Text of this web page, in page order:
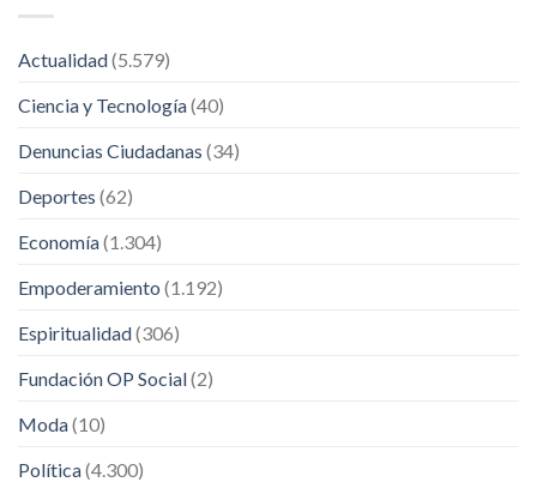
Actualidad(5.579)
Ciencia y Tecnología(40)
Denuncias Ciudadanas (34)
Deportes (62)
Economía(1.304)
Empoderamiento (1.192)
Espiritualidad(306)
Fundación OP Social(2)
Moda(10)
Política(4.300)